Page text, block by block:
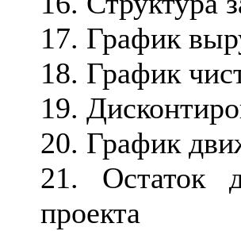
17. График
18. График
19.
20. График
21. Остаток
проекта